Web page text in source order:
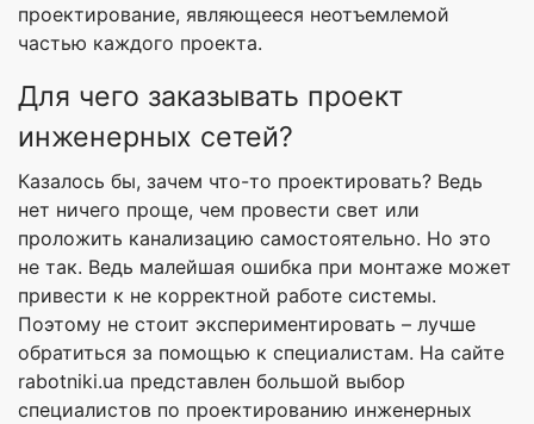
проектирование, являющееся неотъемлемой
частью каждого проекта.
Для чего заказывать проект
инженерных сетей?
Казалось бы, зачем что-то проектировать? Ведь
нет ничего проще, чем провести свет или
проложить канализацию самостоятельно. Но это
не так. Ведь малейшая ошибка при монтаже может
привести к не корректной работе системы.
Поэтому не стоит экспериментировать – лучше
обратиться за помощью к специалистам. На сайте
rabotniki.ua представлен большой выбор
специалистов по проектированию инженерных